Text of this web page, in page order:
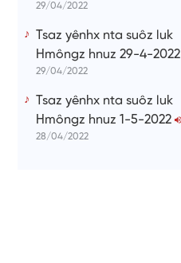
29/04/2022
Tsaz yênhx nta suôz luk
Hmôngz hnuz 29-4-2022
29/04/2022
Tsaz yênhx nta suôz luk
Hmôngz hnuz 1-5-2022
28/04/2022